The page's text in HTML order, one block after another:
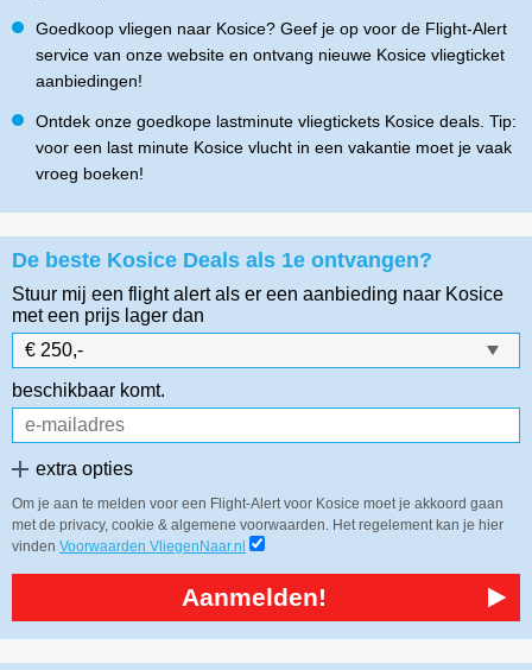
Goedkoop vliegen naar Kosice? Geef je op voor de Flight-Alert
service van onze website en ontvang nieuwe Kosice vliegticket
aanbiedingen!
Ontdek onze goedkope lastminute vliegtickets Kosice deals. Tip:
voor een last minute Kosice vlucht in een vakantie moet je vaak
vroeg boeken!
De beste Kosice Deals als 1e ontvangen?
Stuur mij een flight alert als er een aanbieding naar Kosice
met een prijs lager dan
beschikbaar komt.
extra opties
Om je aan te melden voor een Flight-Alert voor Kosice moet je akkoord gaan
met de privacy, cookie & algemene voorwaarden. Het regelement kan je hier
vinden Voorwaarden VliegenNaar.nl
Aanmelden!